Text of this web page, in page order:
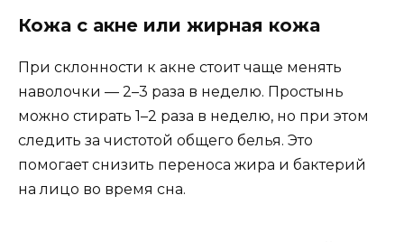
Кожа с акне или жирная кожа
При склонности к акне стоит чаще менять
наволочки — 2–3 раза в неделю. Простынь
можно стирать 1–2 раза в неделю, но при этом
следить за чистотой общего белья. Это
помогает снизить переноса жира и бактерий
на лицо во время сна.